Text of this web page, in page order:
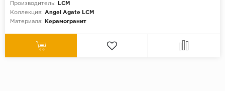
Производитель:
LCM
Коллекция: Angel Agate LCM
Материала:
Керамогранит